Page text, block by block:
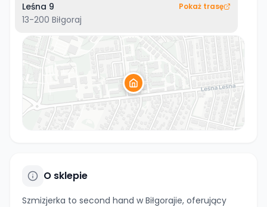
Leśna 9
13-200 Biłgoraj
Pokaż trasę
O sklepie
Szmizjerka to second hand w Biłgorajie, oferujący